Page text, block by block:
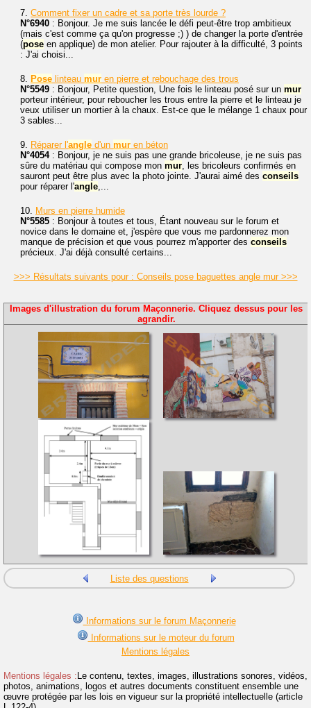
7. Comment fixer un cadre et sa porte très lourde ?
N°6940 : Bonjour. Je me suis lancée le défi peut-être trop ambitieux
(mais c'est comme ça qu'on progresse ;) ) de changer la porte d'entrée
(pose en applique) de mon atelier. Pour rajouter à la difficulté, 3 points
: J'ai choisi...
8. Pose linteau mur en pierre et rebouchage des trous
N°5549 : Bonjour, Petite question, Une fois le linteau posé sur un mur
porteur intérieur, pour reboucher les trous entre la pierre et le linteau je
veux utiliser un mortier à la chaux. Est-ce que le mélange 1 chaux pour
3 sables...
9. Réparer l'angle d'un mur en béton
N°4054: Bonjour, je ne suis pas une grande bricoleuse, je ne suis pas
sûre du matériau qui compose mon mur, les bricoleurs confirmés en
sauront peut être plus avec la photo jointe. J'aurai aimé des conseils
pour réparer l'angle,...
10. Murs en pierre humide
N°5585 : Bonjour à toutes et tous, Étant nouveau sur le forum et
novice dans le domaine et, j'espère que vous me pardonnerez mon
manque de précision et que vous pourrez m'apporter des conseils
précieux. J'ai déjà consulté certains...
>>> Résultats suivants pour : Conseils pose baguettes angle mur >>>
Images d'illustration du forum Maçonnerie. Cliquez dessus pour les
agrandir.
Liste des questions
Informations sur le forum Maçonnerie
Informations sur le moteur du forum
Mentions légales
Mentions légales : Le contenu, textes, images, illustrations sonores, vidéos,
photos, animations, logos et autres documents constituent ensemble une
œuvre protégée par les lois en vigueur sur la propriété intellectuelle (article